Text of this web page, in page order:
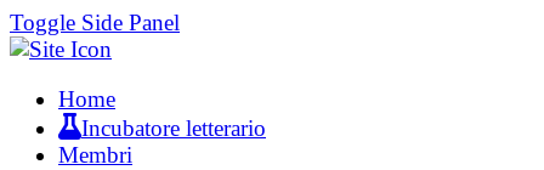
Toggle Side Panel
Home
Incubatore letterario
Membri